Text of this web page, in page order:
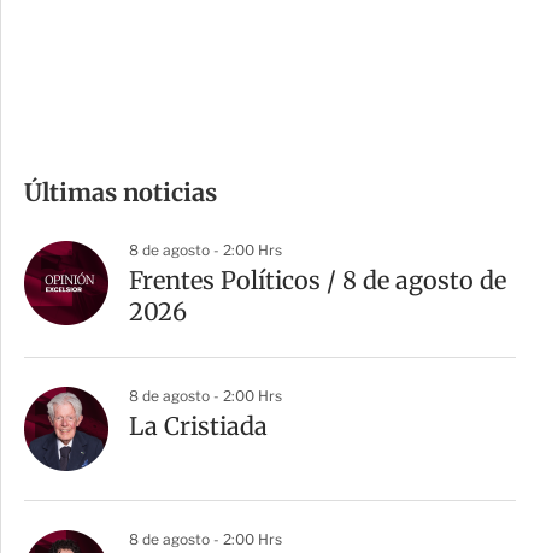
p
a
r
t
Últimas noticias
8 de agosto - 2:00 Hrs
Frentes Políticos / 8 de agosto de
2026
8 de agosto - 2:00 Hrs
La Cristiada
8 de agosto - 2:00 Hrs